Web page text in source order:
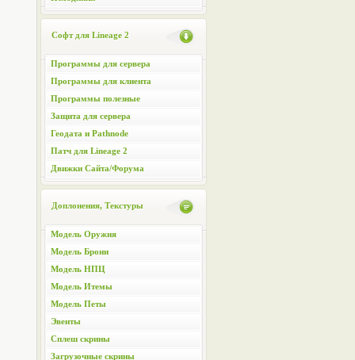
Софт для Lineage 2
Программы для сервера
Программы для клиента
Программы полезные
Защита для сервера
Геодата и Pathnode
Патч для Lineage 2
Движки Сайта/Форума
Доплонения, Текстуры
Модель Оружия
Модель Брони
Модель НПЦ
Модель Итемы
Модель Петы
Эвенты
Сплеш скрины
Загрузочные скрины